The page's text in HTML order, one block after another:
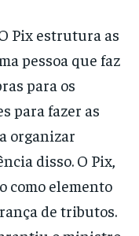
Pix estrutura as
pessoa que faz
para os
para fazer as
organizar
disso. O Pix,
como elemento
de tributos.